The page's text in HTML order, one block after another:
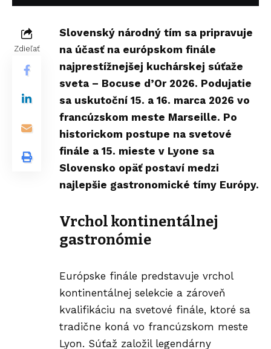
Zdieľať
Slovenský národný tím sa pripravuje
na účasť na európskom finále
najprestížnejšej kuchárskej súťaže
sveta – Bocuse d’Or 2026. Podujatie
sa uskutoční 15. a 16. marca 2026 vo
francúzskom meste Marseille. Po
historickom postupe na svetové
finále a 15. mieste v Lyone sa
Slovensko opäť postaví medzi
najlepšie gastronomické tímy Európy.
Vrchol kontinentálnej
gastronómie
Európske finále predstavuje vrchol
kontinentálnej selekcie a zároveň
kvalifikáciu na svetové finále, ktoré sa
tradične koná vo francúzskom meste
Lyon. Súťaž založil legendárny